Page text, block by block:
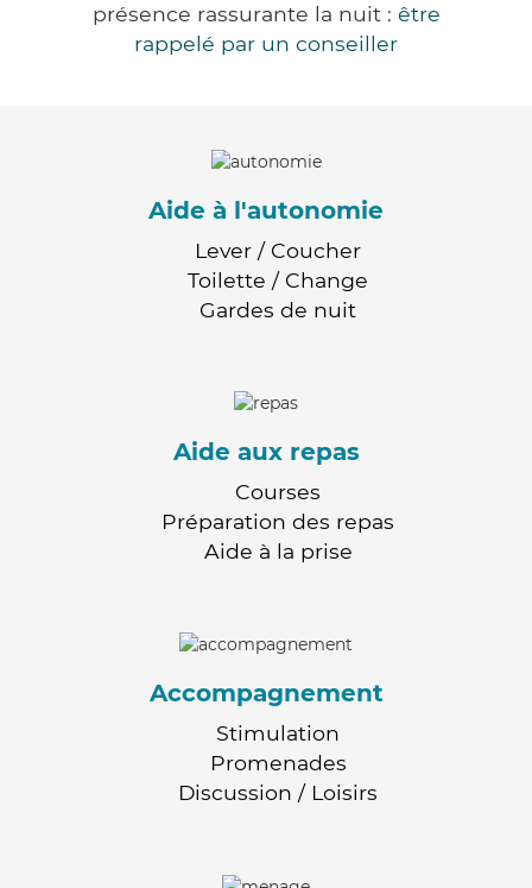
présence rassurante la nuit : être
rappelé par un conseiller
Aide à l'autonomie
Lever / Coucher
Toilette / Change
Gardes de nuit
Aide aux repas
Courses
Préparation des repas
Aide à la prise
Accompagnement
Stimulation
Promenades
Discussion / Loisirs